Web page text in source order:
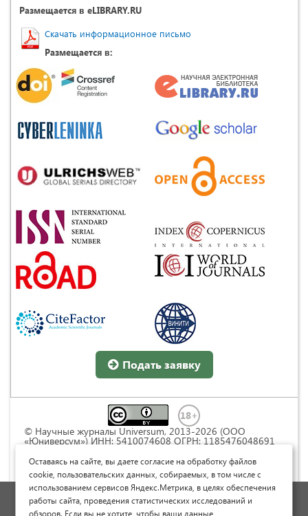
Размещается в eLIBRARY.RU
Скачать информационное письмо
Размещается в:
Подать заявку
© Научные журналы Universum, 2013-2026 (ООО
«Юниверсум») ИНН: 5410074608 ОГРН: 1185476048691
Commons « Attribution» («Атрибуция») 4.0
Непортированная
Политика обработки персональных данных
Оставаясь на сайте, вы даете согласие на обработку файлов
cookie, пользовательских данных, собираемых, в том числе с
использованием сервисов Яндекс.Метрика, в целях обеспечения
работы сайта, проведения статистических исследований и
обзоров. Если вы не хотите, чтобы ваши данные